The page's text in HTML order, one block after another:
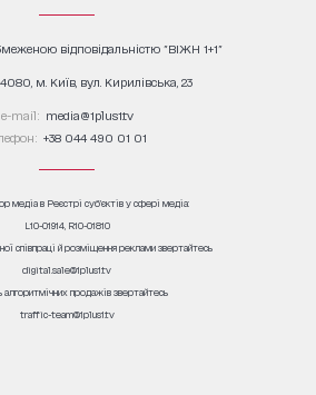
відповідальністю "ВІЖН 1+1"
м. Київ, вул. Кирилівська, 23
е-mail: media@1plus1.tv
+38 044 490 01 01
медіа в Реєстрі суб’єктів у сфері медіа:
L10-01914, R10-01810
співпраці й розміщення реклами звертайтесь
digital.sale@1plus1.tv
алгоритмічних продажів звертайтесь
traffic-team@1plus1.tv